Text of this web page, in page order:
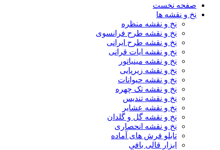
صفحه نخست
نخ و نقشه ها
نخ و نقشه منظره
نخ و نقشه طرح فرانسوی
نخ و نقشه طرح ایرانی
نخ و نقشه ایات قرانی
نخ و نقشه مینیاتور
نخ و نقشه زیرپایی
نخ و نقشه حیوانات
نخ و نقشه تک چهره
نخ و نقشه تندیس
نخ و نقشه عشایر
نخ و نقشه گل و گلدان
نخ و نقشه انحصاری
تابلو فرش های آماده
ابزار قالی بافی